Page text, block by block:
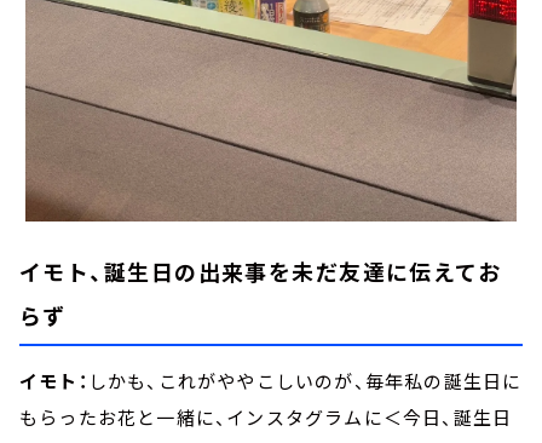
イモト、誕生日の出来事を未だ友達に伝えてお
らず
イモト： しかも、これがややこしいのが、毎年私の誕生日に
もらったお花と一緒に、インスタグラムに＜今日、誕生日